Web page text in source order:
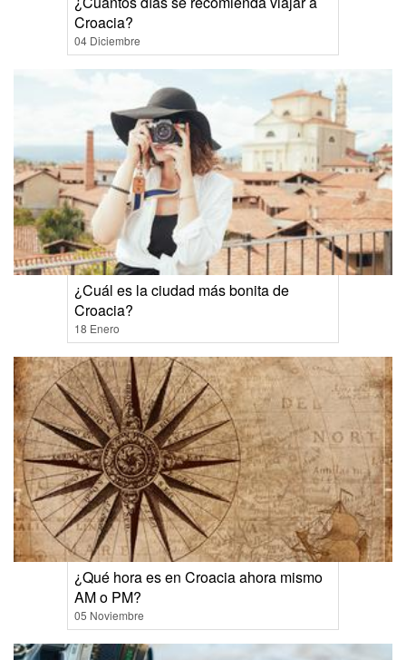
Croacia?
04 Diciembre
¿Cuál es la ciudad más bonita de
Croacia?
18 Enero
¿Qué hora es en Croacia ahora mismo
AM o PM?
05 Noviembre